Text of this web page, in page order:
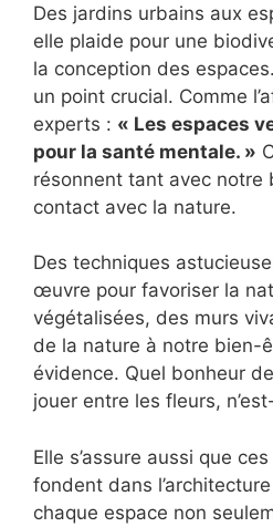
Des jardins urbains aux
elle plaide pour une
la conception des
un point crucial. Comme
experts : « Les espaces
pour la santé mentale. »
résonnent tant avec notre
contact avec la nature.
Des techniques
œuvre pour favoriser la
végétalisées, des murs
de la nature à notre bien-
évidence. Quel bonheur
jouer entre les fleurs,
Elle s’assure aussi que
fondent dans
chaque espace non